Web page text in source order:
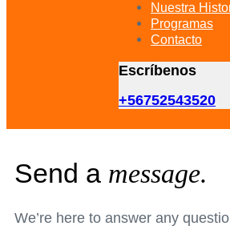
Nuestra
Programas
Contacto
Escríbenos
+56752543520
Send a message.
We’re here to answer any